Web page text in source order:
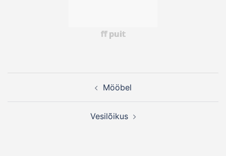
ff puit
Mööbel
Vesilõikus